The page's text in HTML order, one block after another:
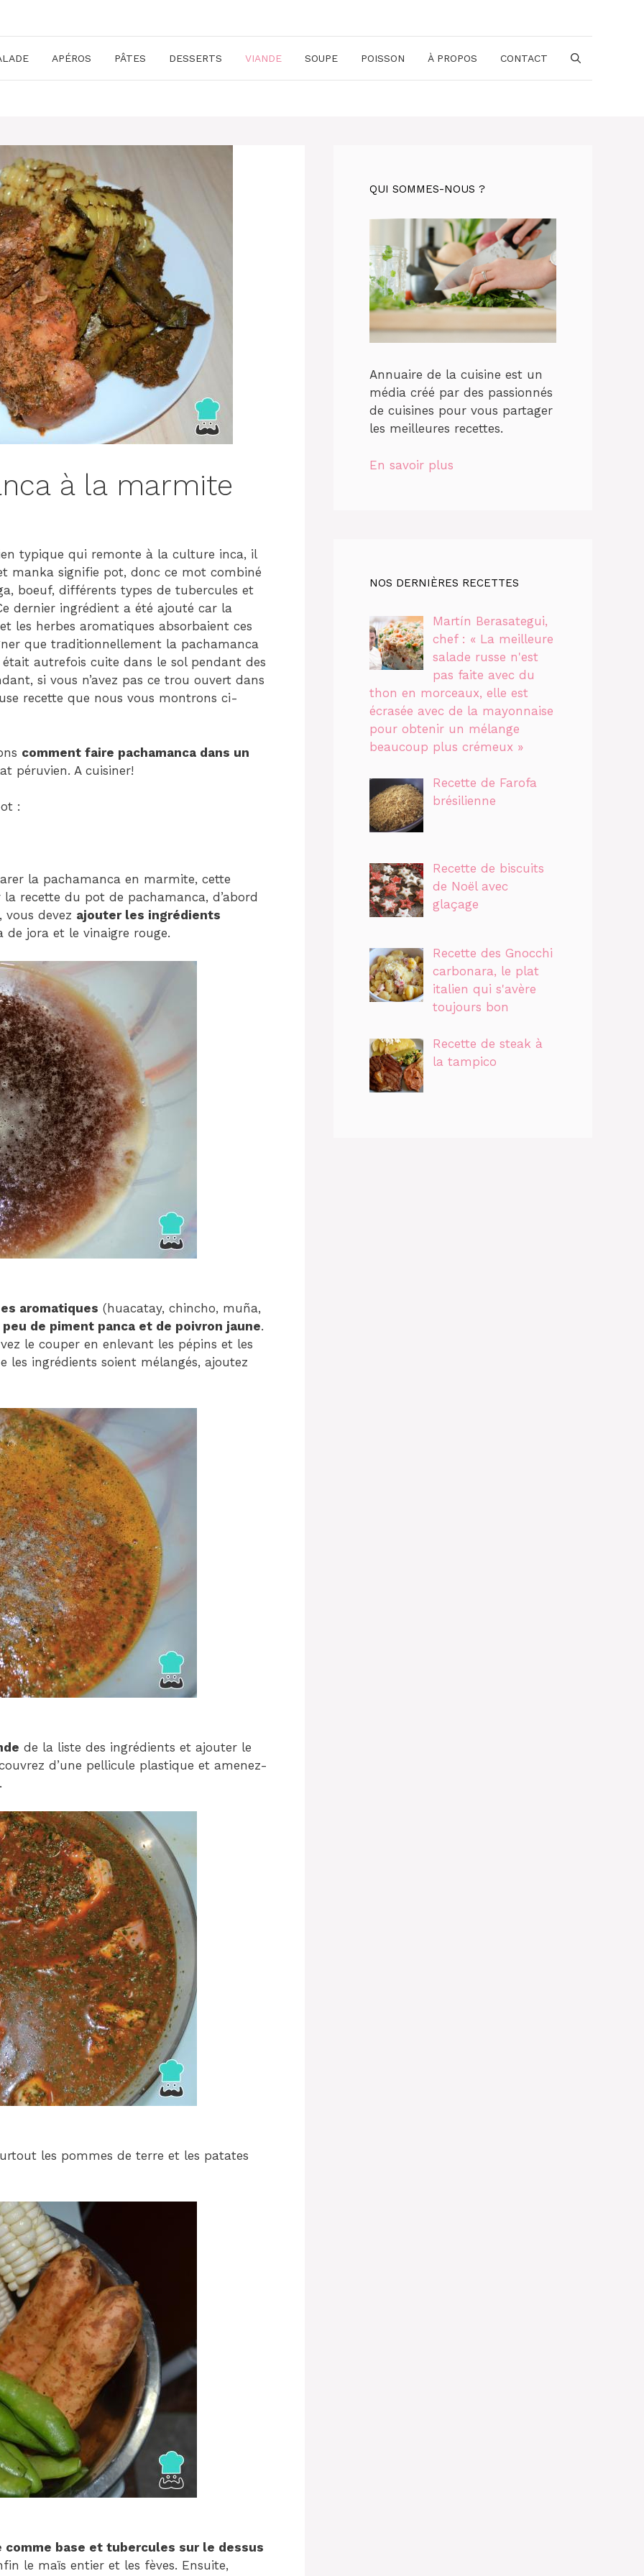
APÉROS PÂTES DESSERTS VIANDE SOUPE POISSON À PROPOS CONTACT
à la marmite
typique qui remonte à la culture inca, il
manka signifie pot, donc ce mot combiné
boeuf, différents types de tubercules et
dernier ingrédient a été ajouté car la
les herbes aromatiques absorbaient ces
que traditionnellement la pachamanca
autrefois cuite dans le sol pendant des
si vous n’avez pas ce trou ouvert dans
recette que nous vous montrons ci-
comment faire pachamanca dans un
péruvien. A cuisiner!
:
la pachamanca en marmite, cette
recette du pot de pachamanca, d’abord
devez ajouter les ingrédients
de jora et le vinaigre rouge.
aromatiques (huacatay, chincho, muña,
de piment panca et de poivron jaune.
le couper en enlevant les pépins et les
les ingrédients soient mélangés, ajoutez
de la liste des ingrédients et ajouter le
d’une pellicule plastique et amenez-
.
les pommes de terre et les patates
comme base et tubercules sur le dessus
le maïs entier et les fèves. Ensuite,
QUI SOMMES-NOUS ?
Annuaire de la cuisine est un
média créé par des passionnés
de cuisines pour vous partager
les meilleures recettes.
En savoir plus
NOS DERNIÈRES RECETTES
Martín Berasategui,
chef : « La meilleure
salade russe n'est
pas faite avec du
thon en morceaux, elle est
écrasée avec de la mayonnaise
pour obtenir un mélange
beaucoup plus crémeux »
Recette de Farofa
brésilienne
Recette de biscuits
de Noël avec
glaçage
Recette des Gnocchi
carbonara, le plat
italien qui s'avère
toujours bon
Recette de steak à
la tampico